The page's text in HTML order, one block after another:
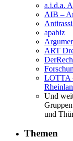
a.i.d.a.
AIB –
apabiz
ART
LOTTA
Und
und
Themen